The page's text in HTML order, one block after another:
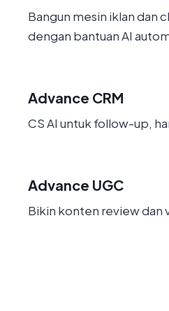
Bangun mesin iklan dan
dengan bantuan AI
Advance CRM
CS AI untuk follow-up,
Advance UGC
Bikin konten review dan